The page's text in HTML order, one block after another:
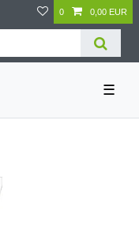
0 0,00 EUR
☰